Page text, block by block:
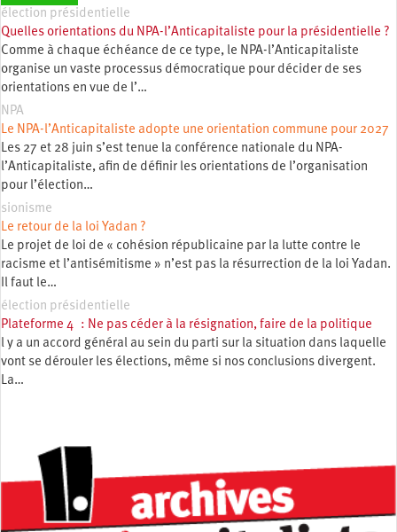
élection présidentielle
Quelles orientations du NPA-l’Anticapitaliste pour la présidentielle ?
Comme à chaque échéance de ce type, le NPA-l’Anticapitaliste
organise un vaste processus démocratique pour décider de ses
orientations en vue de l’…
NPA
Le NPA-l’Anticapitaliste adopte une orientation commune pour 2027
Les 27 et 28 juin s’est tenue la conférence nationale du NPA-
l’Anticapitaliste, afin de définir les orientations de l’organisation
pour l’élection…
sionisme
Le retour de la loi Yadan ?
Le projet de loi de « cohésion républicaine par la lutte contre le
racisme et l’antisémitisme » n’est pas la résurrection de la loi Yadan.
Il faut le…
élection présidentielle
Plateforme 4 : Ne pas céder à la résignation, faire de la politique
l y a un accord général au sein du parti sur la situation dans laquelle
vont se dérouler les élections, même si nos conclusions divergent.
La…